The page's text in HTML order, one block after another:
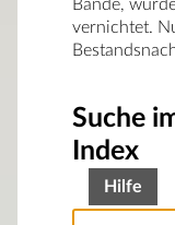
Bände,
vernichtet.
Suche
Index
Hilfe